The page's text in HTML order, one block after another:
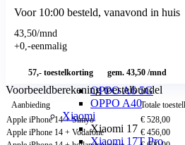
OPPO Reno15 Pro
OPPO A6x 5G
OPPO A6 5G
OPPO A40
Xiaomi
Xiaomi 17
Xiaomi 17T Pro
Voor 10:00 besteld, vanavond in huis
43 50/mnd
+0 -eenmalig
57,- toestelkorting gem. 43,50 /mnd
Voorbeeldberekening toestelbundel
Aanbieding Totale
Apple iPhone 14 + Simyo
€ 528,00
Apple iPhone 14 + Vodafone
€ 456,00